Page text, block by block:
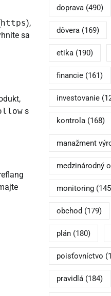
https),
sa
s
doprava(490)
dôvera(169)
etika(190)
financie(161)
investovanie
kontrola(168)
manažment
medzinárodný
monitoring
obchod (179)
plán(180)
poisťovníctvo
pravidlá(184)